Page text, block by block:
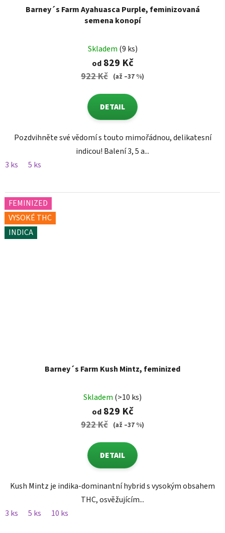
Barney´s Farm Ayahuasca Purple, feminizovaná
semena konopí
Skladem (9 ks)
od829 Kč
922 Kč (až –37 %)
DETAIL
Pozdvihněte své vědomí s touto mimořádnou, delikatesní
indicou! Balení 3, 5 a...
3 ks
5 ks
FEMINIZED
VYSOKÉ THC
INDICA
Barney´s Farm Kush Mintz, feminized
Skladem (>10 ks)
od829 Kč
922 Kč (až –37 %)
DETAIL
Kush Mintz je indika-dominantní hybrid s vysokým obsahem
THC, osvěžujícím...
3 ks
5 ks 10 ks